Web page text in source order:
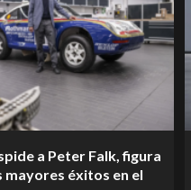
a Peter Falk, figura
mayores éxitos en el